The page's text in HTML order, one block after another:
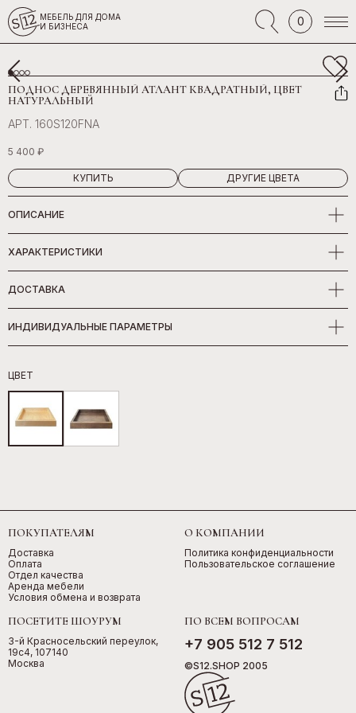
МЕБЕЛЬ ДЛЯ ДОМА
И БИЗНЕСА
0
ПОДНОС ДЕРЕВЯННЫЙ АТЛАНТ КВАДРАТНЫЙ, ЦВЕТ
НАТУРАЛЬНЫЙ
АРТ. 160S120FNA
5 400 ₽
КУПИТЬ ДРУГИЕ ЦВЕТА
ОПИСАНИЕ
ХАРАКТЕРИСТИКИ
ДОСТАВКА
ИНДИВИДУАЛЬНЫЕ ПАРАМЕТРЫ
ЦВЕТ
ПОКУПАТЕЛЯМ
Доставка
Оплата
Отдел качества
Аренда мебели
Условия обмена и возврата
О КОМПАНИИ
Политика конфиденциальности
Пользовательское соглашение
ПОСЕТИТЕ ШОУРУМ
3-й Красносельский переулок,
19с4, 107140
Москва
ПО ВСЕМ ВОПРОСАМ
+7 905 512 7 512
©S12.SHOP 2005